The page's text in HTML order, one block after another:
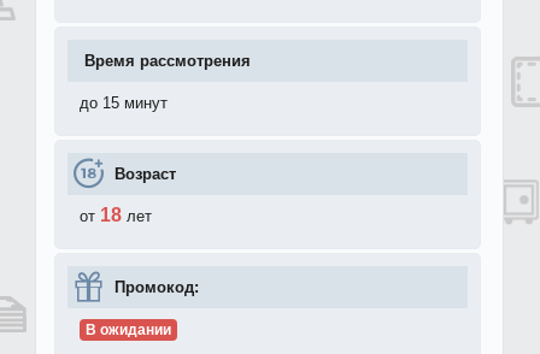
Время рассмотрения
до 15 минут
Возраст
от 18 лет
Промокод:
В ожидании